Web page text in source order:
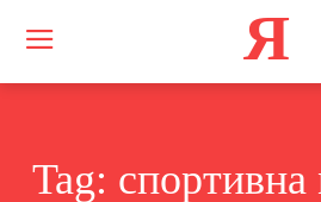
Я
Tag: спортивна